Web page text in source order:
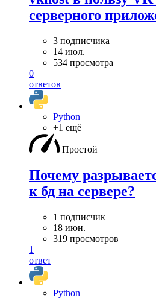
серверного
3 подписчика
14 июл.
534 просмотра
0
ответов
Python
+1 ещё
Простой
Почему
к бд на сервере?
1 подписчик
18 июн.
319 просмотров
1
ответ
Python